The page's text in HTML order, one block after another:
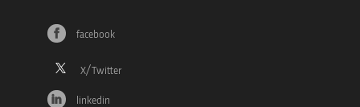
facebook
linkedin